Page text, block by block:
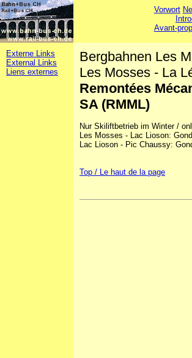
Vorwort
Avant-
Externe Links
External Links
Liens externes
Bergbahnen Les
Les Mosses - La
Remontées
SA (RMML)
Nur Skiliftbetrieb im Winter /
Les Mosses - Lac Lioson:
Lac Lioson - Pic Chaussy:
Top / Le haut de la page